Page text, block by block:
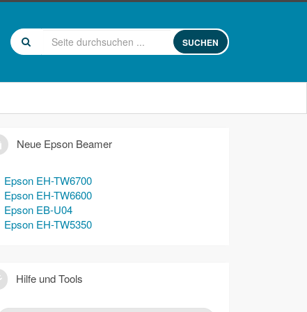
SUCHEN
Neue Epson Beamer
Epson EH-TW6700
Epson EH-TW6600
Epson EB-U04
Epson EH-TW5350
Hilfe und Tools